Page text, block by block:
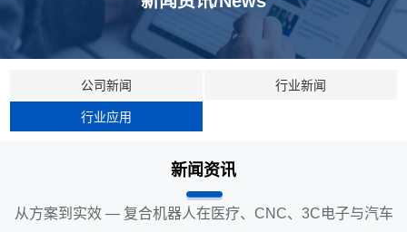
公司新闻 行业新闻
行业应用
新闻资讯
从方案到实效 — 复合机器人在医疗、CNC、3C电子与汽车